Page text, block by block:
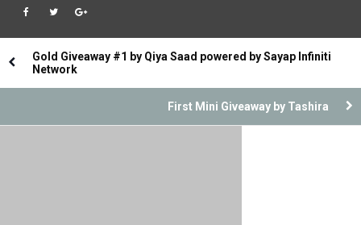
Gold Giveaway #1 by Qiya Saad powered by Sayap Infiniti
Network
First Mini Giveaway by Tashira